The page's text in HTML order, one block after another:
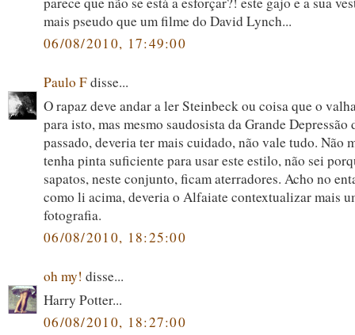
mais pseudo que um filme do David Lynch...
06/08/2010, 17:49:00
Paulo Fdisse...
O rapaz deve andar a ler Steinbeck ou coisa que o
para isto, mas mesmo saudosista da Grande Depressão
passado, deveria ter mais cuidado, não vale tudo. Não
tenha pinta suficiente para usar este estilo, não sei
sapatos, neste conjunto, ficam aterradores. Acho no
como li acima, deveria o Alfaiate contextualizar mais
fotografia.
06/08/2010, 18:25:00
oh my! disse...
Harry Potter...
06/08/2010, 18:27:00